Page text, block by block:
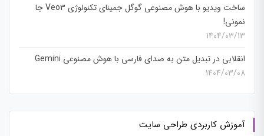
ساخت ویدیو با هوش مصنوعی گوگل جمینای تکنولوژی Veo3 جا
نمونی!
1404/03/13
انقلابی در تبدیل متن به صدای فارسی با هوش مصنوعی Gemini
1404/03/08
آموزش کاربردی طراحی سایت